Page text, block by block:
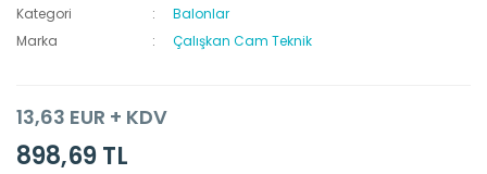
Kategori
Balonlar
Marka
Çalışkan Cam Teknik
13,63 EUR + KDV
898,69 TL